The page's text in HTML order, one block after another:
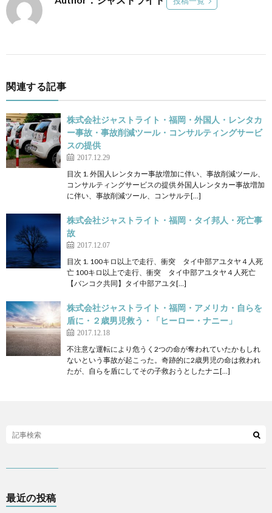
関連する記事
株式会社ジャストライト・福岡・外国人・レンタカ
ー事故・事故削減ツール・コンサルティングサービ
スの提供
2017.12.29
目次 1. 外国人レンタカー事故増加に伴い、事故削減ツール、
コンサルティングサービスの提供 外国人レンタカー事故増加
に伴い、事故削減ツール、コンサルテ[…]
株式会社ジャストライト・福岡・タイ邦人・死亡事
故
2017.12.07
目次 1. 100キロ以上で走行、衝突 タイ中部アユタヤ４人死
亡 100キロ以上で走行、衝突 タイ中部アユタヤ４人死亡
【バンコク共同】タイ中部アユタ[…]
株式会社ジャストライト・福岡・アメリカ・自らを
盾に・２歳男児救う・「ヒーロー・ナニー」
2017.12.18
不注意な運転により危うく2つの命が奪われていたかもしれ
ないという事故が起こった。奇跡的に2歳男児の命は救われ
たが、自らを盾にしてその子救おうとしたナニ[…]
最近の投稿